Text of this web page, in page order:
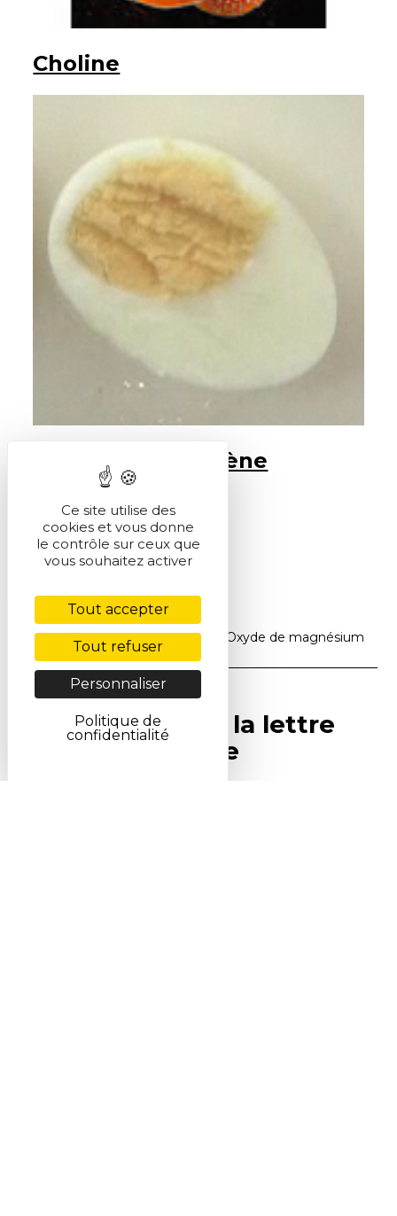
Choline
Sulfure d'hydrogène
Accueil > Produits du jour Oxyde de magnésium
Abonnez-vous à la lettre
SCF Info en ligne
Ce site utilise des
cookies et vous donne
le contrôle sur ceux que
vous souhaitez activer
Tout accepter
Tout refuser
Personnaliser
Politique de
confidentialité